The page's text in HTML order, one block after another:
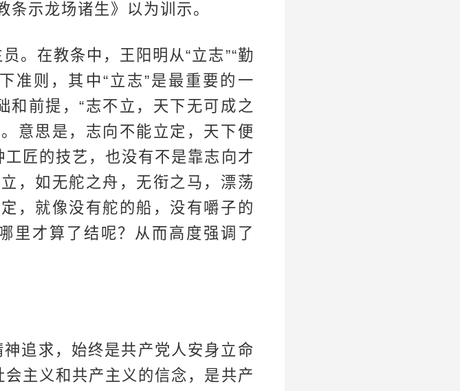
条示龙场诸生》以为训示。
。在教条中，王阳明从“立志”“勤
准则，其中“立志”是最重要的一
前提，“志不立，天下无可成之
意思是，志向不能立定，天下便
匠的技艺，也没有不是靠志向才
，如无舵之舟，无衔之马，漂荡
，就像没有舵的船，没有嚼子的
里才算了结呢？从而高度强调了
追求，始终是共产党人安身立命
主义和共产主义的信念，是共产